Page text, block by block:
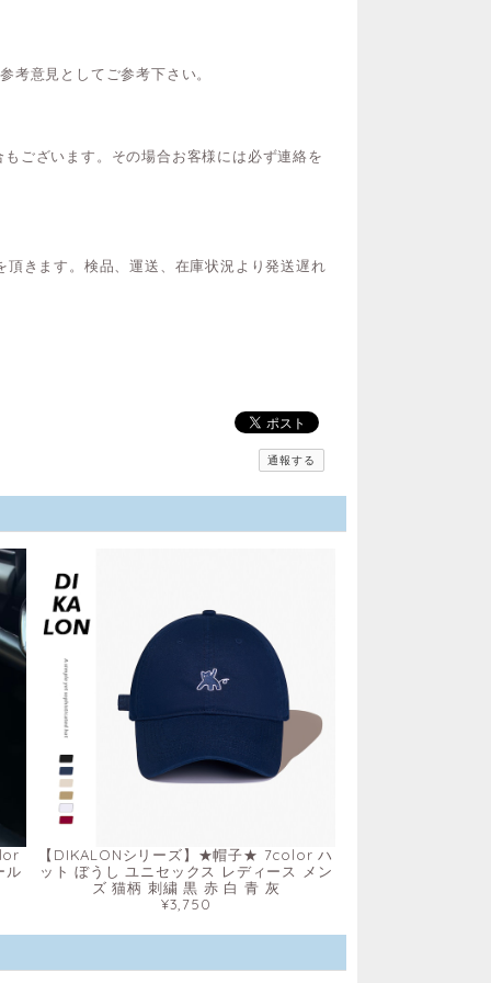
考意見としてご参考下さい。
ございます。その場合お客様には必ず連絡を
きます。検品、運送、在庫状況より発送遅れ
通報する
ル
【DIKALONシリーズ】★帽子★ 7color ハ
ット ぼうし ユニセックス レディース メン
ズ 猫柄 刺繍 黒 赤 白 青 灰
¥3,750